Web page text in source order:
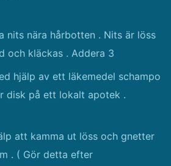
nits nära hårbotten . Nits är löss
och kläckas . Addera 3
hjälp av ett läkemedel schampo
disk på ett lokalt apotek .
att kamma ut löss och gnetter
. ( Gör detta efter